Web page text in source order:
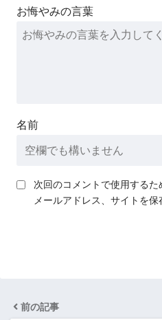
お悔やみの言葉
名前
次回のコメントで使用するた
メールアドレス、サイトを保
前の記事